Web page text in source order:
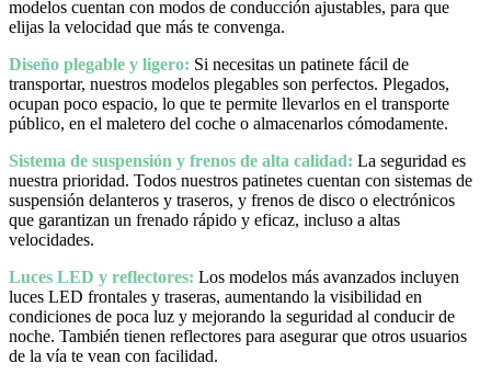
modelos cuentan con modos de conducción ajustables, para que
elijas la velocidad que más te convenga.
Diseño plegable y ligero: Si necesitas un patinete fácil de
transportar, nuestros modelos plegables son perfectos. Plegados,
ocupan poco espacio, lo que te permite llevarlos en el transporte
público, en el maletero del coche o almacenarlos cómodamente.
Sistema de suspensión y frenos de alta calidad: La seguridad es
nuestra prioridad. Todos nuestros patinetes cuentan con sistemas de
suspensión delanteros y traseros, y frenos de disco o electrónicos
que garantizan un frenado rápido y eficaz, incluso a altas
velocidades.
Luces LED y reflectores: Los modelos más avanzados incluyen
luces LED frontales y traseras, aumentando la visibilidad en
condiciones de poca luz y mejorando la seguridad al conducir de
noche. También tienen reflectores para asegurar que otros usuarios
de la vía te vean con facilidad.